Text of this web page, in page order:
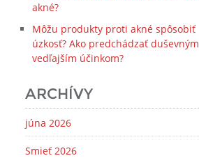
akné?
Môžu produkty proti akné spôsobiť
úzkosť? Ako predchádzať duševným
vedľajším účinkom?
ARCHÍVY
júna 2026
Smieť 2026